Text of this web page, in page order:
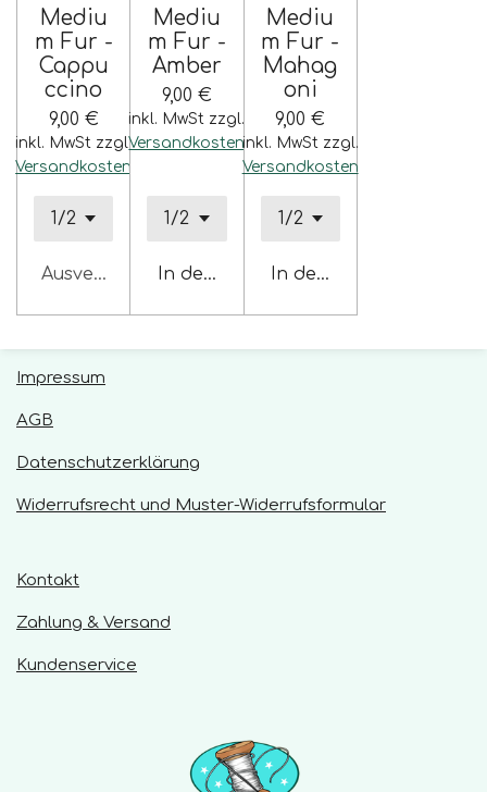
Mediu
m Fur -
Cappu
ccino
9,00 €
inkl. MwSt zzgl.
Versandkosten
Ausverkauft
Mediu
m Fur -
Amber
9,00 €
inkl. MwSt zzgl.
Versandkosten
In den Warenkorb
Mediu
m Fur -
Mahag
oni
9,00 €
inkl. MwSt zzgl.
Versandkosten
In den Warenkorb
Impressum
AGB
Datenschutzerklärung
Widerrufsrecht und Muster-Widerrufsformular
Kontakt
Zahlung & Versand
Kundenservice